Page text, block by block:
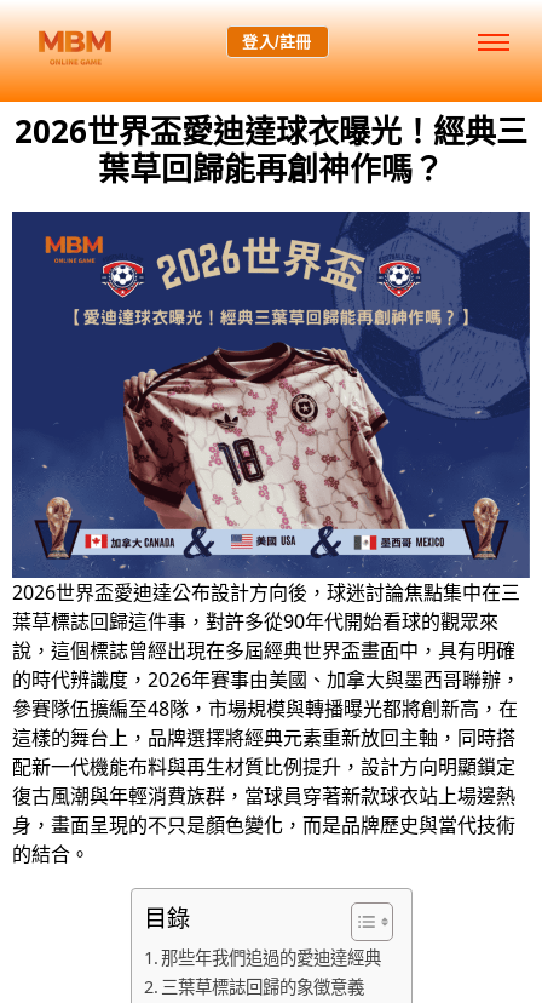
登入/註冊
2026世界盃愛迪達球衣曝光！經典三
葉草回歸能再創神作嗎？
2026世界盃愛迪達公布設計方向後，球迷討論焦點集中在三
葉草標誌回歸這件事，對許多從90年代開始看球的觀眾來
說，這個標誌曾經出現在多屆經典世界盃畫面中，具有明確
的時代辨識度，2026年賽事由美國、加拿大與墨西哥聯辦，
參賽隊伍擴編至48隊，市場規模與轉播曝光都將創新高，在
這樣的舞台上，品牌選擇將經典元素重新放回主軸，同時搭
配新一代機能布料與再生材質比例提升，設計方向明顯鎖定
復古風潮與年輕消費族群，當球員穿著新款球衣站上場邊熱
身，畫面呈現的不只是顏色變化，而是品牌歷史與當代技術
的結合。
目錄
那些年我們追過的愛迪達經典
三葉草標誌回歸的象徵意義